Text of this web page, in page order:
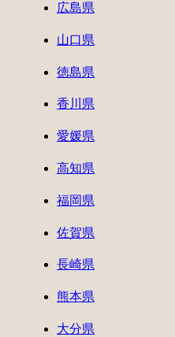
広島県
山口県
徳島県
香川県
愛媛県
高知県
福岡県
佐賀県
長崎県
熊本県
大分県